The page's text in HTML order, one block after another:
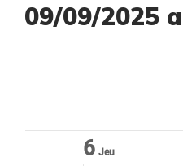
09/09/2025
6 Jeu